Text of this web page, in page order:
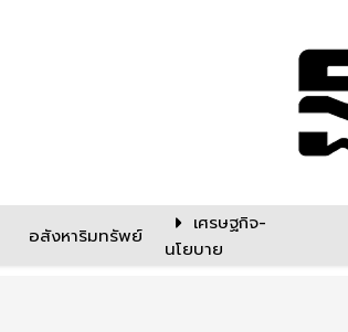
อสังหาริมทรัพย์
เศรษฐกิจ-
นโยบาย